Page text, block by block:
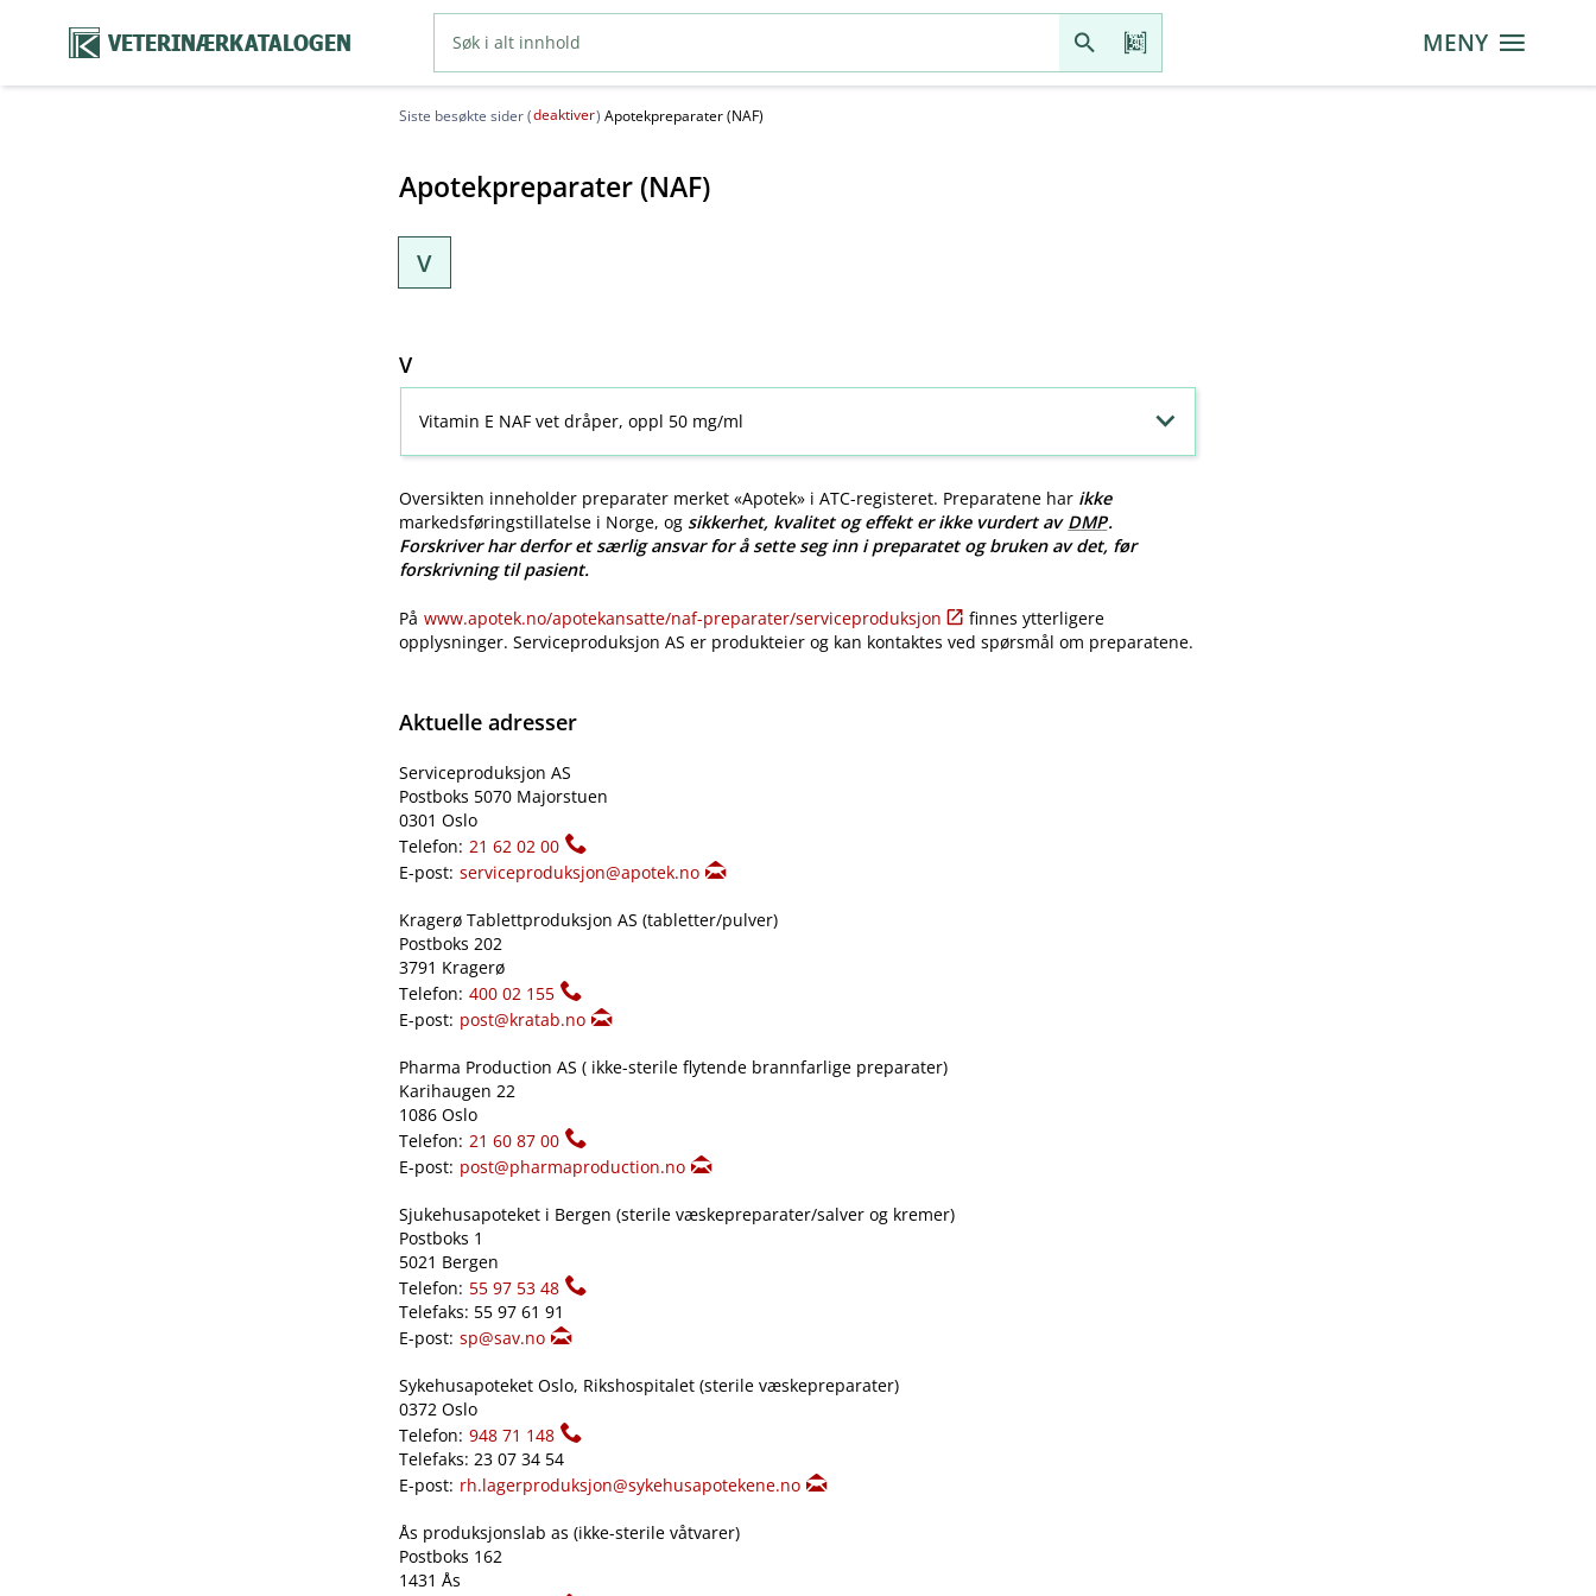
VETERINÆRKATALOGEN MENY
Siste besøkte sider (deaktiver) Apotekpreparater (NAF)
Apotekpreparater (NAF)
V
V
Vitamin E NAF vet dråper, oppl 50 mg/ml
Oversikten inneholder preparater merket «Apotek» i ATC-registeret. Preparatene har ikke
markedsføringstillatelse i Norge, ogsikkerhet, kvalitet og effekt er ikke vurdert av DMP.
Forskriver har derfor et særlig ansvar for å sette seg inn i preparatet og bruken av det, før
forskrivning til pasient.
På www.apotek.no​/​apotekansatte​/​naf-preparater​/​serviceproduksjon
finnes ytterligere
opplysninger. Serviceproduksjon AS er produkteier og kan kontaktes ved spørsmål om preparatene.
Aktuelle adresser
Serviceproduksjon AS
Postboks 5070 Majorstuen
0301 Oslo
Telefon: 21 62 02 00
E-post: serviceproduksjon@apotek.no
Kragerø Tablettproduksjon AS (tabletter​/​pulver)
Postboks 202
3791 Kragerø
Telefon: 400 02 155
E-post: post@kratab.no
Pharma Production AS ( ikke-sterile flytende brannfarlige preparater)
Karihaugen 22
1086 Oslo
Telefon: 21 60 87 00
E-post: post@pharmaproduction.no
Sjukehusapoteket i Bergen (sterile væskepreparater​/​salver og kremer)
Postboks 1
5021 Bergen
Telefon: 55 97 53 48
Telefaks: 55 97 61 91
E-post: sp@sav.no
Sykehusapoteket Oslo, Rikshospitalet (sterile væskepreparater)
0372 Oslo
Telefon: 948 71 148
Telefaks: 23 07 34 54
E-post: rh.lagerproduksjon@sykehusapotekene.no
Ås produksjonslab as (ikke-sterile våtvarer)
Postboks 162
1431 Ås